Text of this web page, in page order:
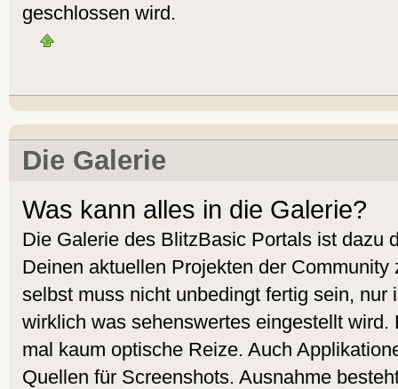
geschlossen wird.
Die Galerie
Was kann alles in die Galerie?
Die Galerie des BlitzBasic Portals ist dazu
Deinen aktuellen Projekten der
selbst muss nicht unbedingt fertig sein, nur
wirklich was sehenswertes eingestellt wird.
mal kaum optische Reize. Auch
Quellen für Screenshots. Ausnahme